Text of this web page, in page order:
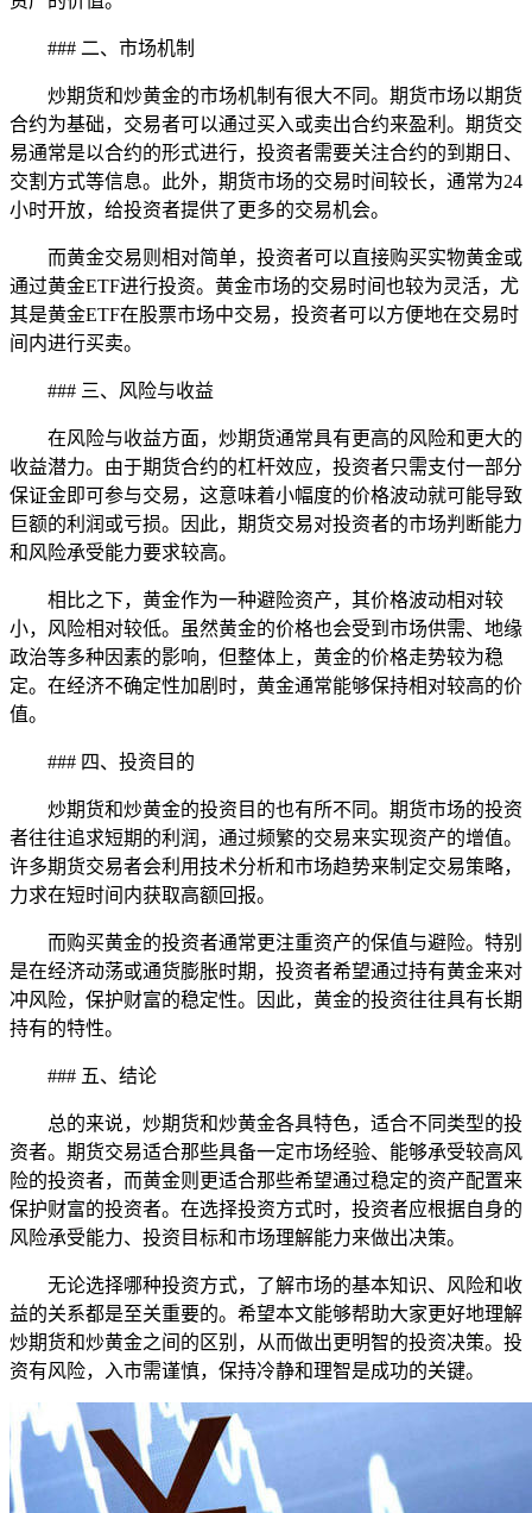
### 二、市场机制
炒期货和炒黄金的市场机制有很大不同。期货市场以期货
合约为基础，交易者可以通过买入或卖出合约来盈利。期货交
易通常是以合约的形式进行，投资者需要关注合约的到期日、
交割方式等信息。此外，期货市场的交易时间较长，通常为24
小时开放，给投资者提供了更多的交易机会。
而黄金交易则相对简单，投资者可以直接购买实物黄金或
通过黄金ETF进行投资。黄金市场的交易时间也较为灵活，尤
其是黄金ETF在股票市场中交易，投资者可以方便地在交易时
间内进行买卖。
### 三、风险与收益
在风险与收益方面，炒期货通常具有更高的风险和更大的
收益潜力。由于期货合约的杠杆效应，投资者只需支付一部分
保证金即可参与交易，这意味着小幅度的价格波动就可能导致
巨额的利润或亏损。因此，期货交易对投资者的市场判断能力
和风险承受能力要求较高。
相比之下，黄金作为一种避险资产，其价格波动相对较
小，风险相对较低。虽然黄金的价格也会受到市场供需、地缘
政治等多种因素的影响，但整体上，黄金的价格走势较为稳
定。在经济不确定性加剧时，黄金通常能够保持相对较高的价
值。
### 四、投资目的
炒期货和炒黄金的投资目的也有所不同。期货市场的投资
者往往追求短期的利润，通过频繁的交易来实现资产的增值。
许多期货交易者会利用技术分析和市场趋势来制定交易策略，
力求在短时间内获取高额回报。
而购买黄金的投资者通常更注重资产的保值与避险。特别
是在经济动荡或通货膨胀时期，投资者希望通过持有黄金来对
冲风险，保护财富的稳定性。因此，黄金的投资往往具有长期
持有的特性。
### 五、结论
总的来说，炒期货和炒黄金各具特色，适合不同类型的投
资者。期货交易适合那些具备一定市场经验、能够承受较高风
险的投资者，而黄金则更适合那些希望通过稳定的资产配置来
保护财富的投资者。在选择投资方式时，投资者应根据自身的
风险承受能力、投资目标和市场理解能力来做出决策。
无论选择哪种投资方式，了解市场的基本知识、风险和收
益的关系都是至关重要的。希望本文能够帮助大家更好地理解
炒期货和炒黄金之间的区别，从而做出更明智的投资决策。投
资有风险，入市需谨慎，保持冷静和理智是成功的关键。